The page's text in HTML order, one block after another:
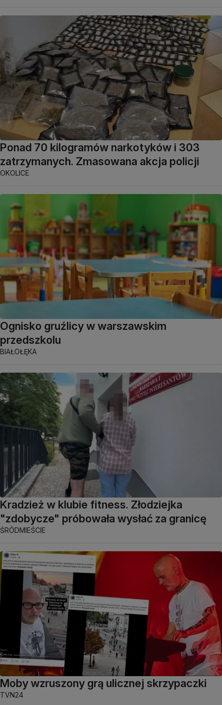
Ponad 70 kilogramów narkotyków i 303
zatrzymanych. Zmasowana akcja policji
OKOLICE
Ognisko gruźlicy w warszawskim
przedszkolu
BIAŁOŁĘKA
Kradzież w klubie fitness. Złodziejka
"zdobycze" próbowała wysłać za granicę
ŚRÓDMIEŚCIE
Moby wzruszony grą ulicznej skrzypaczki
TVN24